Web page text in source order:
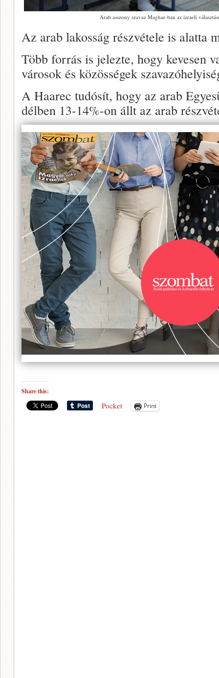
Arab asszony szavaz Maghar-ban az izraeli
Az arab lakosság részvétele is alatta
Több forrás is jelezte, hogy kevesen
városok és közösségek
A Haarec tudósít, hogy az arab
délben 13-14%-on állt az arab
Share this:
Pocket Print